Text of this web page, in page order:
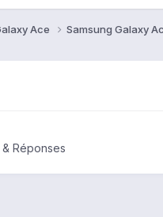
Ace Samsung Galaxy
Réponses